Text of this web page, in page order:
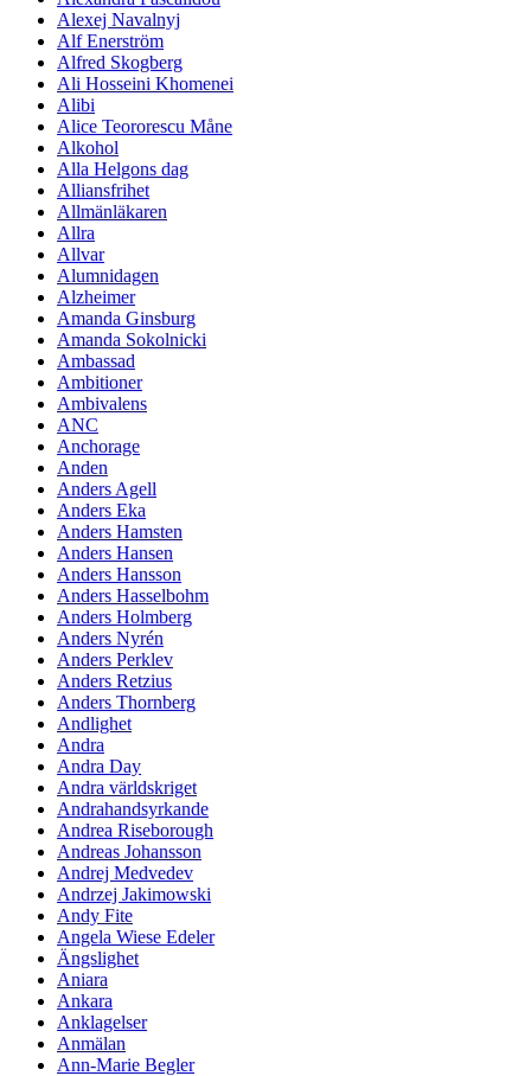
Alexej Navalnyj
Alf Enerström
Alfred Skogberg
Ali Hosseini Khomenei
Alibi
Alice Teororescu Måne
Alkohol
Alla Helgons dag
Alliansfrihet
Allmänläkaren
Allra
Allvar
Alumnidagen
Alzheimer
Amanda Ginsburg
Amanda Sokolnicki
Ambassad
Ambitioner
Ambivalens
ANC
Anchorage
Anden
Anders Agell
Anders Eka
Anders Hamsten
Anders Hansen
Anders Hansson
Anders Hasselbohm
Anders Holmberg
Anders Nyrén
Anders Perklev
Anders Retzius
Anders Thornberg
Andlighet
Andra
Andra Day
Andra världskriget
Andrahandsyrkande
Andrea Riseborough
Andreas Johansson
Andrej Medvedev
Andrzej Jakimowski
Andy Fite
Angela Wiese Edeler
Ängslighet
Aniara
Ankara
Anklagelser
Anmälan
Ann-Marie Begler